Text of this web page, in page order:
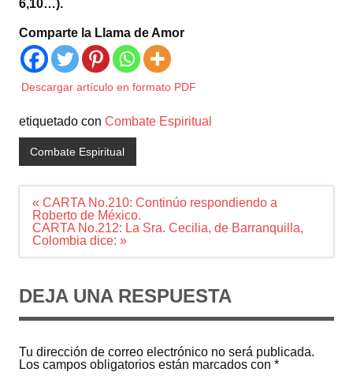
6,10…).
Comparte la Llama de Amor
Descargar artículo en formato PDF
etiquetado con Combate Espiritual
Combate Espiritual
Navegación
de
entradas
« CARTA No.210: Continúo respondiendo a
Roberto de México.
CARTA No.212: La Sra. Cecilia, de Barranquilla,
Colombia dice: »
DEJA UNA RESPUESTA
Tu dirección de correo electrónico no será publicada.
Los campos obligatorios están marcados con *